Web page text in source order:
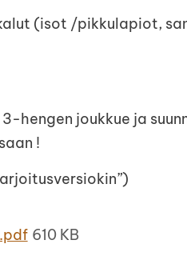
(isot /pikkulapiot,
hengen joukkue ja
!
610 KB